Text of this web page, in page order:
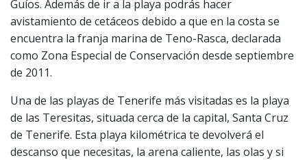
Guíos. Además de ir a la playa podrás hacer
avistamiento de cetáceos debido a que en la costa se
encuentra la franja marina de Teno-Rasca, declarada
como Zona Especial de Conservación desde septiembre
de 2011.
Una de las playas de Tenerife más visitadas es la playa
de las Teresitas, situada cerca de la capital, Santa Cruz
de Tenerife. Esta playa kilométrica te devolverá el
descanso que necesitas, la arena caliente, las olas y si